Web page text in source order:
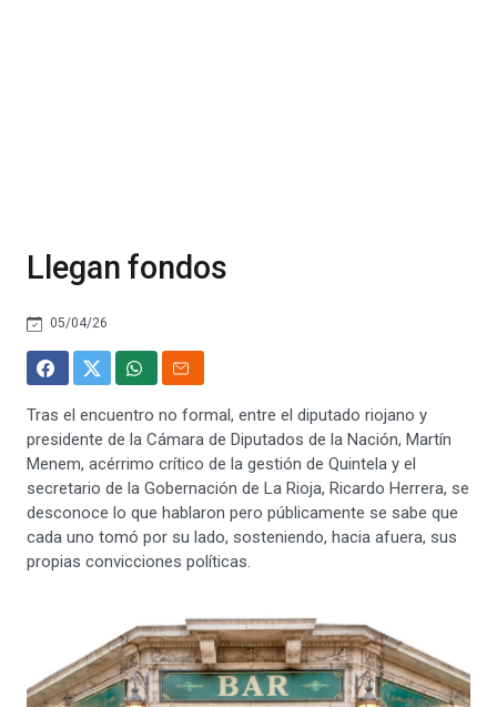
Llegan fondos
05/04/26
Tras el encuentro no formal, entre el diputado riojano y
presidente de la Cámara de Diputados de la Nación, Martín
Menem, acérrimo crítico de la gestión de Quintela y el
secretario de la Gobernación de La Rioja, Ricardo Herrera, se
desconoce lo que hablaron pero públicamente se sabe que
cada uno tomó por su lado, sosteniendo, hacia afuera, sus
propias convicciones políticas.